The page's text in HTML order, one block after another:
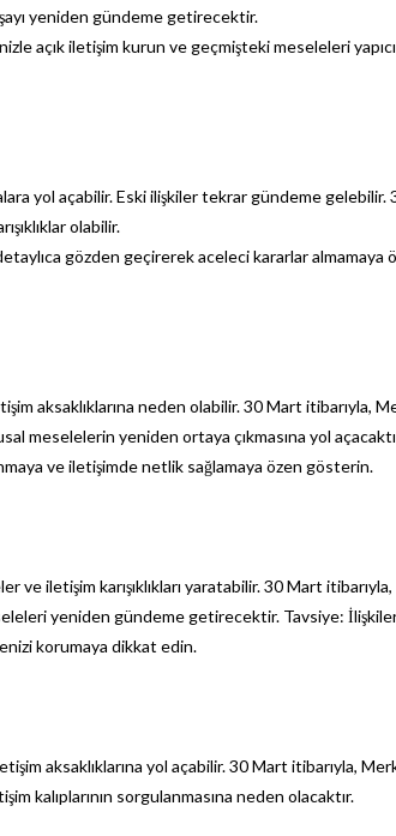
yeniden gündeme getirecektir.
açık iletişim kurun ve geçmişteki meseleleri
yol açabilir. Eski ilişkiler tekrar gündeme gelebilir.
olabilir.
gözden geçirerek aceleci kararlar almamaya
aksaklıklarına neden olabilir. 30 Mart itibarıyla,
meselelerin yeniden ortaya çıkmasına yol
ve iletişimde netlik sağlamaya özen gösterin.
ve iletişim karışıklıkları yaratabilir. 30 Mart
yeniden gündeme getirecektir. Tavsiye:
korumaya dikkat edin.
aksaklıklarına yol açabilir. 30 Mart itibarıyla,
kalıplarının sorgulanmasına neden olacaktır.